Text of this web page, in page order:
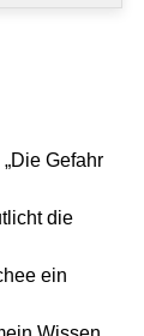
Gefahr
die
ein